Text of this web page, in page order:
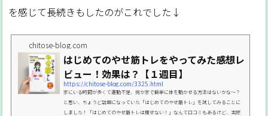
を感じて長続きもしたのがこれでした↓
chitose-blog.com
はじめてのやせ筋トレをやってみた感想レ
ビュー！効果は？【１週目】
https://chitose-blog.com/3325.html
家にいる時間が多くて運動不足、何か家で簡単に体を動かせる方法はないかな～？
と思い、ちょうど話題になっていた「はじめてのやせ筋トレ」を試してみることに
しました！「はじめてのやせ筋トレは痩せない！」なんて口コミもあるけど、実際